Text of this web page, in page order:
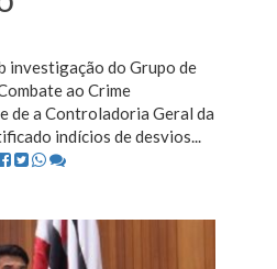
investigação do Grupo de
ao Crime
de a Controladoria Geral da
indícios de desvios...